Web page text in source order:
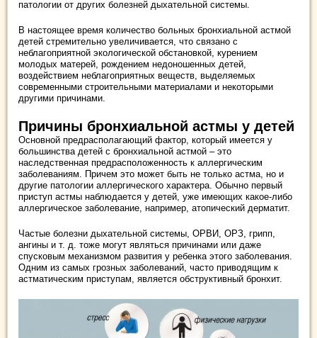
патологии от других болезней дыхательной системы.
В настоящее время количество больных бронхиальной астмой
детей стремительно увеличивается, что связано с
неблагоприятной экологической обстановкой, курением
молодых матерей, рождением недоношенных детей,
воздействием неблагоприятных веществ, выделяемых
современными строительными материалами и некоторыми
другими причинами.
Причины бронхиальной астмы у детей
Основной предрасполагающий фактор, который имеется у
большинства детей с бронхиальной астмой – это
наследственная предрасположенность к аллергическим
заболеваниям. Причем это может быть не только астма, но и
другие патологии аллергического характера. Обычно первый
приступ астмы наблюдается у детей, уже имеющих какое-либо
аллергическое заболевание, например, атопический дерматит.
Частые болезни дыхательной системы, ОРВИ, ОРЗ, грипп,
ангины и т. д. тоже могут являться причинами или даже
спусковым механизмом развития у ребенка этого заболевания.
Одним из самых грозных заболеваний, часто приводящим к
астматическим приступам, является обструктивный бронхит.